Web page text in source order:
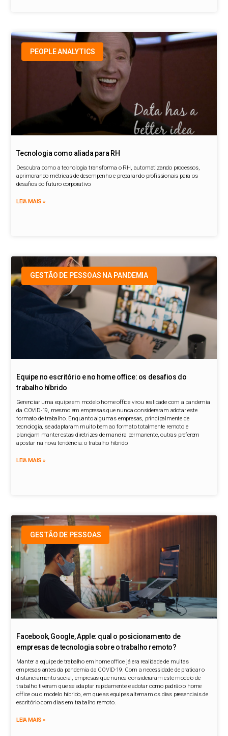
PEOPLE ANALYTICS
Tecnologia como aliada para RH
Descubra como a tecnologia transforma o RH, automatizando processos,
aprimorando métricas de desempenho e preparando profissionais para os
desafios do futuro corporativo.
LEIA MAIS »
GESTÃO DE PESSOAS NA PANDEMIA
Equipe no escritório e no home office: os desafios do
trabalho híbrido
Gerenciar uma equipe em modelo home office virou realidade com a pandemia
da COVID-19, mesmo em empresas que nunca consideraram adotar este
formato de trabalho. Enquanto algumas empresas, principalmente de
tecnologia, se adaptaram muito bem ao formato totalmente remoto e
planejam manter estas diretrizes de maneira permanente, outras preferem
apostar na nova tendência: o trabalho híbrido.
LEIA MAIS »
GESTÃO DE PESSOAS
Facebook, Google, Apple: qual o posicionamento de
empresas de tecnologia sobre o trabalho remoto?
Manter a equipe de trabalho em home office já era realidade de muitas
empresas antes da pandemia da COVID-19. Com a necessidade de praticar o
distanciamento social, empresas que nunca consideraram este modelo de
trabalho tiveram que se adaptar rapidamente e adotar como padrão o home
office ou o modelo híbrido, em que as equipes alternam os dias presenciais de
escritório com dias em trabalho remoto.
LEIA MAIS »